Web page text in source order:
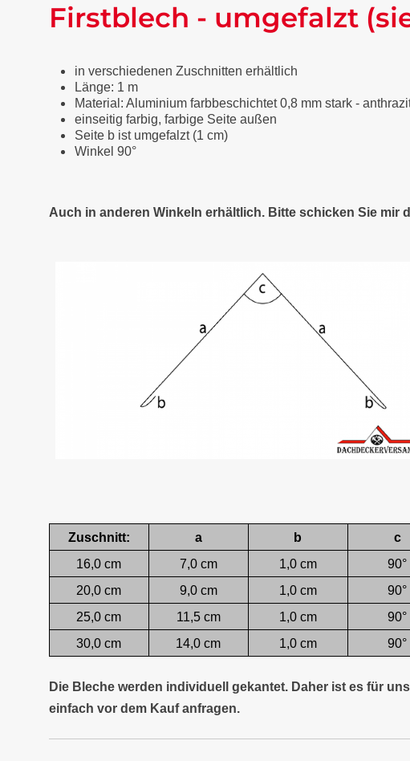
Firstblech - umgefalzt
in verschiedenen Zuschnitten erhältlich
Länge: 1 m
Material: Aluminium farbbeschichtet 0,8 mm stark -
einseitig farbig, farbige Seite außen
Seite b ist umgefalzt (1 cm)
Winkel 90°
Auch in anderen Winkeln erhältlich. Bitte schicken Sie mir
Zuschnitt: a b
c
16,0 cm
7,0 cm 1,0 cm
90°
20,0 cm
9,0 cm 1,0 cm
90°
25,0 cm
11,5 cm 1,0 cm
90°
30,0 cm
14,0 cm 1,0 cm 90°
Die Bleche werden individuell gekantet. Daher ist es für
einfach vor dem Kauf anfragen.